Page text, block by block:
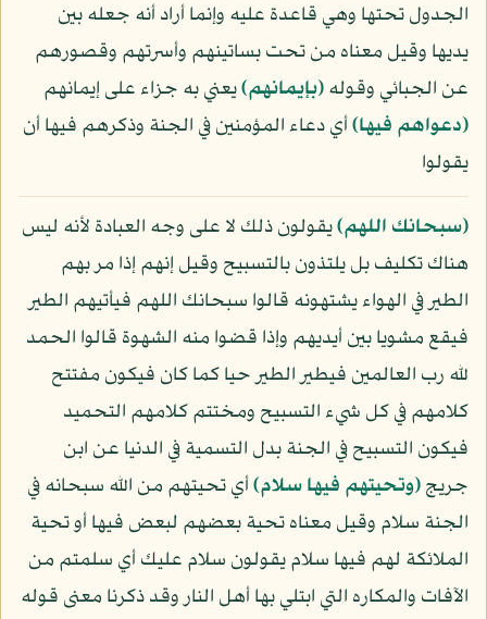
الجدول تحتها وهي قاعدة عليه وإنما أراد أنه جعله بين
يديها وقيل معناه من تحت بساتينهم وأسرتهم وقصورهم
عن الجبائي وقوله﴿بإيمانهم﴾يعني به جزاء على إيمانهم
﴿دعواهم فيها﴾أي دعاء المؤمنين في الجنة وذكرهم فيها أن
يقولوا
﴿سبحانك اللهم﴾يقولون ذلك لا على وجه العبادة لأنه ليس
هناك تكليف بل يلتذون بالتسبيح وقيل إنهم إذا مر بهم
الطير في الهواء يشتهونه قالوا سبحانك اللهم فيأتيهم الطير
فيقع مشويا بين أيديهم وإذا قضوا منه الشهوة قالوا الحمد
لله رب العالمين فيطير الطير حيا كما كان فيكون مفتتح
كلامهم في كل شيء التسبيح ومختتم كلامهم التحميد
فيكون التسبيح في الجنة بدل التسمية في الدنيا عن ابن
جريج﴿وتحيتهم فيها سلام﴾أي تحيتهم من الله سبحانه في
الجنة سلام وقيل معناه تحية بعضهم لبعض فيها أو تحية
الملائكة لهم فيها سلام يقولون سلام عليك أي سلمتم من
الآفات والمكاره التي ابتلي بها أهل النار وقد ذكرنا معنى قوله